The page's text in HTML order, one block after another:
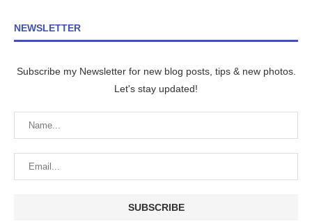
NEWSLETTER
Subscribe my Newsletter for new blog posts, tips & new photos.
Let's stay updated!